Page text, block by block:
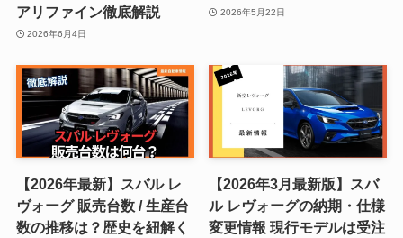
アリファイン徹底解説
2026年6月4日
2026年5月22日
【2026年最新】スバル レ
ヴォーグ 販売台数 / 生産台
数の推移は？歴史を紐解く
【2026年3月最新版】スバ
ル レヴォーグの納期・仕様
変更情報 現行モデルは受注